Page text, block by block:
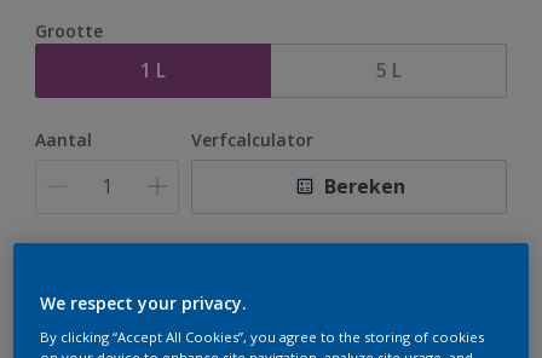
Grootte
1 L 5 L
Aantal Verfcalculator
Bereken
te bestellen. Houd de website in de gaten, we werken
We respect your privacy.
By clicking “Accept All Cookies”, you agree to the storing of cookies